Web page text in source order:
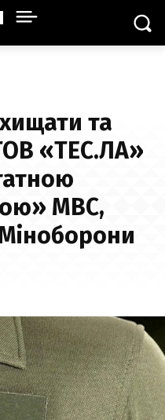
та
«ТЕС.ЛА»
МВС,